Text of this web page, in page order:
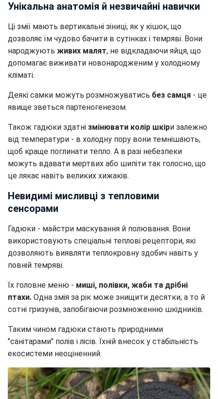
Унікальна анатомія й незвичайні навички
Ці змії мають вертикальні зіниці, як у кішок, що
дозволяє їм чудово бачити в сутінках і темряві. Вони
народжують живих малят, не відкладаючи яйця, що
допомагає виживати новонародженим у холодному
кліматі.
Деякі самки можуть розмножуватись без самця - це
явище зветься партеногенезом.
Також гадюки здатні змінювати колір шкіри залежно
від температури - в холодну пору вони темнішають,
щоб краще поглинати тепло. А в разі небезпеки
можуть вдавати мертвих або шипіти так голосно, що
це лякає навіть великих хижаків.
Невидимі мисливці з тепловими
сенсорами
Гадюки - майстри маскування й полювання. Вони
використовують спеціальні теплові рецептори, які
дозволяють виявляти теплокровну здобич навіть у
повній темряві.
Їх головне меню - миші, полівки, жаби та дрібні
птахи. Одна змія за рік може знищити десятки, а то й
сотні гризунів, запобігаючи розмноженню шкідників.
Таким чином гадюки стають природними
"санітарами" полів і лісів. Їхній внесок у стабільність
екосистеми неоціненний.